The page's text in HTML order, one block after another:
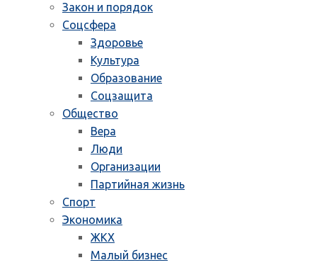
Закон и порядок
Соцсфера
Здоровье
Культура
Образование
Соцзащита
Общество
Вера
Люди
Организации
Партийная жизнь
Спорт
Экономика
ЖКХ
Малый бизнес